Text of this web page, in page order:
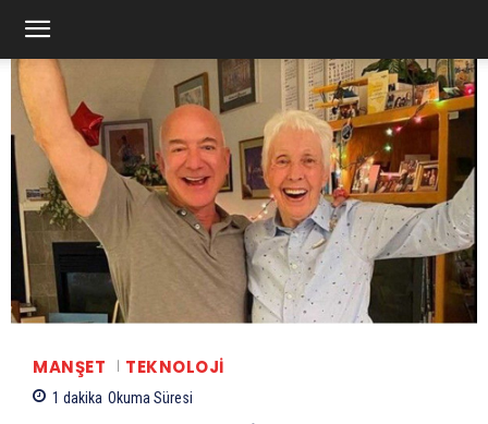
MANŞET TEKNOLOJI
1 dakika Okuma Süresi